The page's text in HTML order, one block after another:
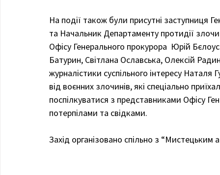
На події також були присутні заступниця
та Начальник Департаменту протидії
Офісу Генерального прокурора  Юрій
Батурин, Світлана Ославська, Олексій
журналістики суспільного інтересу
від воєнних злочинів, які спеціально
поспілкуватися з представниками Офісу
потерпілами та свідками.
Захід організовано спільно з “Мистецьким